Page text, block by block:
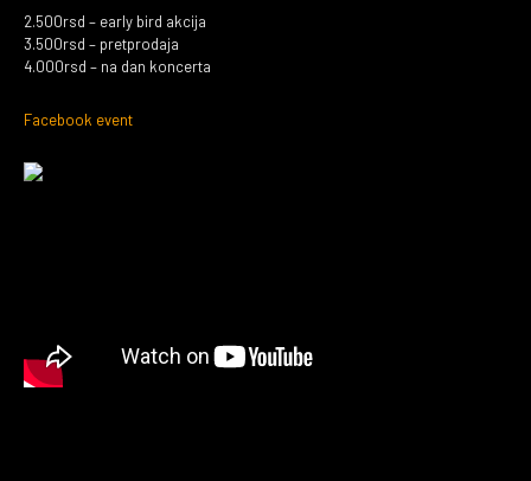
2.500rsd – early bird akcija
3.500rsd – pretprodaja
4.000rsd – na dan koncerta
Facebook event